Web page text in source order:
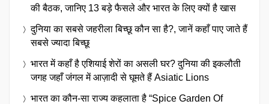
की बैठक, जानिए 13 बड़े फैसले और भारत के लिए क्यों है खास
दुनिया का सबसे जहरीला बिच्छू कौन सा है?, जानें कहाँ पाए जाते हैं
सबसे ज्यादा बिच्छू
भारत में कहाँ है एशियाई शेरों का असली घर? दुनिया की इकलौती
जगह जहाँ जंगल में आज़ादी से घूमते हैं Asiatic Lions
भारत का कौन-सा राज्य कहलाता है “Spice Garden Of